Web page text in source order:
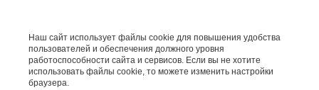
Наш сайт использует файлы cookie для повышения удобства
пользователей и обеспечения должного уровня
работоспособности сайта и сервисов. Если вы не хотите
использовать файлы cookie, то можете изменить настройки
браузера.